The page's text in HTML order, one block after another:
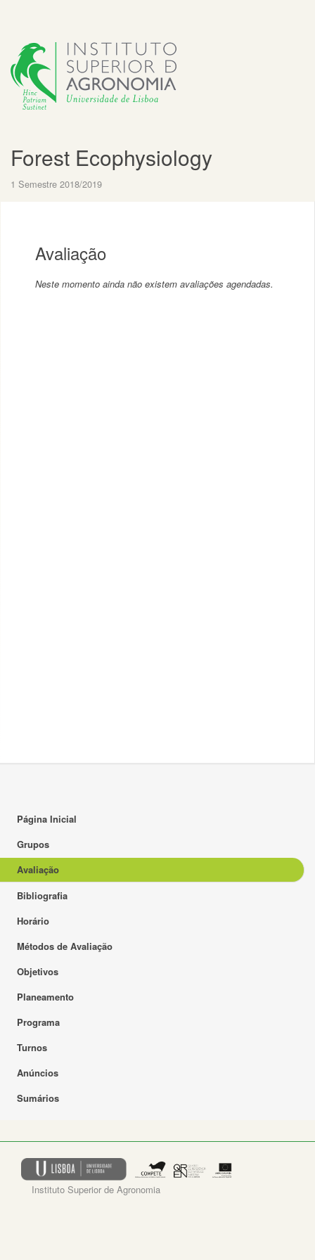
Forest Ecophysiology
1 Semestre 2018/2019
Avaliação
Neste momento ainda não existem avaliações agendadas.
Página Inicial
Grupos
Avaliação
Bibliografia
Horário
Métodos de Avaliação
Objetivos
Planeamento
Programa
Turnos
Anúncios
Sumários
Instituto Superior de Agronomia